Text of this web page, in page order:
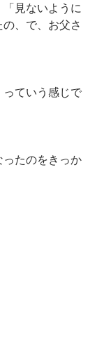
見ないように
、で、お父さ
っていう感じで
たのをきっか